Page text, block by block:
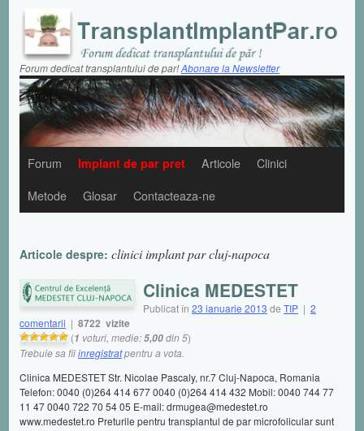
Forum dedicat transplantului de par!Abonare la Newsletter
Forum Implant de par pret Articole
Clinici
Metode
Glosar Contacteaza-ne
Articole despre: clinici implant par cluj-napoca
Clinica MEDESTET
Publicat în 23 ianuarie 2013 de TIP | 2
comentarii | 8722 vizite
(1 voturi, medie:5,00din 5)
Trebuie sa fiiinregistratpentru a vota.
Clinica MEDESTET Str. Nicolae Pascaly, nr.7 Cluj-Napoca, Romania
Telefon: 0040 (0)264 414 677 0040 (0)264 414 432 Mobil: 0040 744 77
11 47 0040 722 70 54 05 E-mail: drmugea@medestet.ro
www.medestet.ro Preturile pentru transplantul de par microfolicular sunt